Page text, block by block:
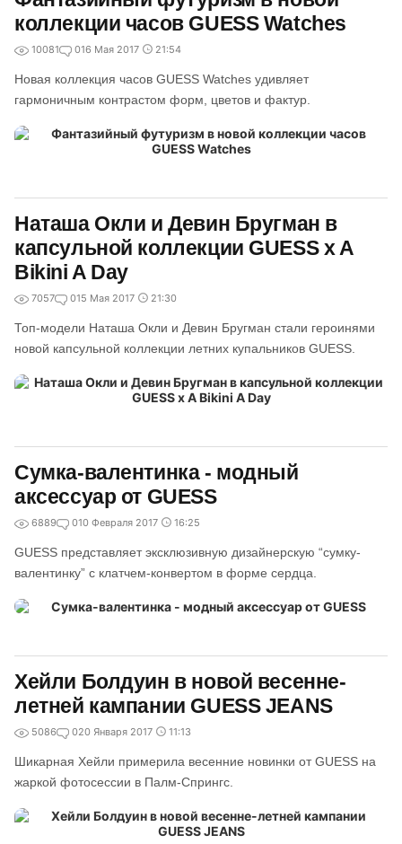
коллекции часов GUESS Watches
10081 016 Мая 2017 21:54
Новая коллекция часов GUESS Watches удивляет
гармоничным контрастом форм, цветов и фактур.
Наташа Окли и Девин Бругман в
капсульной коллекции GUESS x A
Bikini A Day
7057 015 Мая 2017 21:30
Топ-модели Наташа Окли и Девин Бругман стали героинями
новой капсульной коллекции летних купальников GUESS.
Сумка-валентинка - модный
аксессуар от GUESS
6889 010 Февраля 2017 16:25
GUESS представляет эксклюзивную дизайнерскую “сумку-
валентинку” с клатчем-конвертом в форме сердца.
Хейли Болдуин в новой весенне-
летней кампании GUESS JEANS
5086 020 Января 2017 11:13
Шикарная Хейли примерила весенние новинки от GUESS на
жаркой фотосессии в Палм-Спрингс.